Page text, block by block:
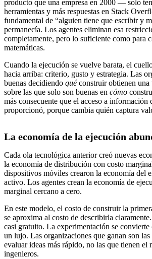
producto que una empresa en 2000 — solo
herramientas y más respuestas en Stack
fundamental de “alguien tiene que escribir y
permanecía. Los agentes eliminan esa
completamente, pero lo suficiente como para
matemáticas.
Cuando la ejecución se vuelve barata, el
hacia arriba: criterio, gusto y estrategia. Las
buenas decidiendo quéconstruir obtienen una
sobre las que solo son buenas en cómo
más consecuente que el acceso a información
proporcionó, porque cambia quién captura
La economía de la ejecución
Cada ola tecnológica anterior creó nuevas
la economía de distribución con costo
dispositivos móviles crearon la economía del
activo. Los agentes crean la economía de
marginal cercano a cero.
En este modelo, el costo de construir la
se aproxima al costo de describirla
casi gratuito. La experimentación se convierte
un lujo. Las organizaciones que ganan son
evaluar ideas más rápido, no las que tienen el
ingenieros.